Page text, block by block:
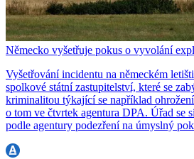
Německo vyšetřuje pokus o vyvolání
Vyšetřování incidentu na německém
spolkové státní zastupitelství, které se
kriminalitou týkající se například
o tom ve čtvrtek agentura DPA. Úřad se
podle agentury podezření na úmyslný